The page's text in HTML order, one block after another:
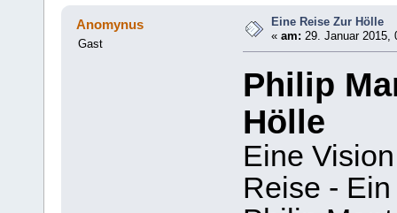
Anomynus
Gast
Eine Reise Zur Hölle
«am: 29. Januar 2015,
Philip
Hölle
Eine
Reise -